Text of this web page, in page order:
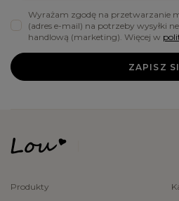
Wyrażam zgodę na przetwarzanie
(adres e-mail) na potrzeby wysyłki
handlową (marketing). Więcej w
ZAPISZ
Produkty